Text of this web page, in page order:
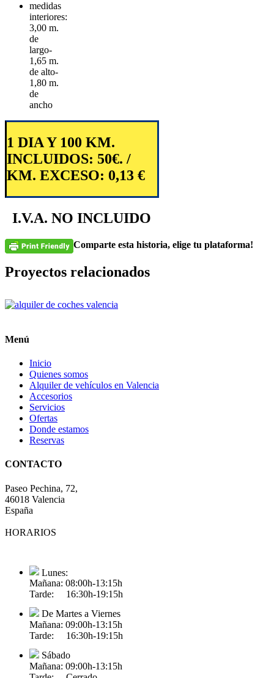
medidas
interiores:
3,00 m.
de
largo-
1,65 m.
de alto-
1,80 m.
de
ancho
1 DIA Y 100 KM.
INCLUIDOS: 50€. /
KM. EXCESO: 0,13 €
I.V.A. NO INCLUIDO
Comparte esta historia, elige tu plataforma!
Facebook
Twitter
Reddit
LinkedIn
Tumblr
Pinterest
Vk
Correo
electrónico
Proyectos relacionados
Menú
Inicio
Quienes somos
Alquiler de vehículos en Valencia
Accesorios
Servicios
Ofertas
Donde estamos
Reservas
CONTACTO
Paseo Pechina, 72,
46018 Valencia
España
HORARIOS
Lunes:
Mañana: 08:00h-13:15h
Tarde: 16:30h-19:15h
De Martes a Viernes
Mañana: 09:00h-13:15h
Tarde: 16:30h-19:15h
Sábado
Mañana: 09:00h-13:15h